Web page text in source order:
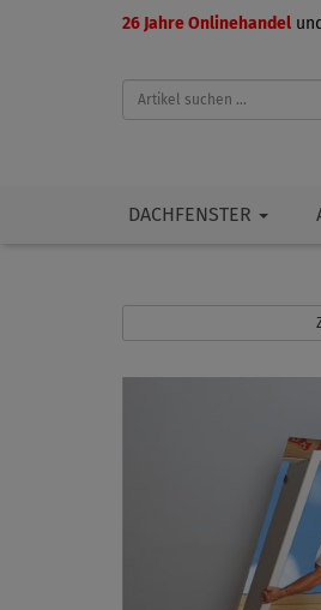
26 Jahre Onlinehandel
DACHFENSTER